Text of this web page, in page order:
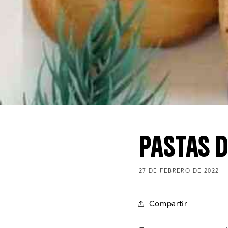
PASTAS
27 DE FEBRERO DE 2022
Compartir